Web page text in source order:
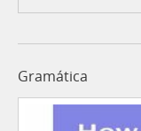
Gramática